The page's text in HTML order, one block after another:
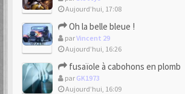
Aujourd’hui, 17:08
Oh la belle bleue !
parVincent 29
Aujourd’hui, 16:26
fusaïole à cabohons en plomb
par GK1973
Aujourd’hui, 16:09